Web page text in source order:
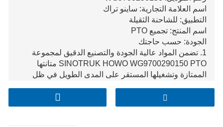
اسم العلامة التجارية: ساينو تراك
التطبيق: للشاحنة الثقيلة
اسم المنتج: تجميع PTO
الجودة: حسب حاجتك
1. تضمن المواد عالية الجودة والتصنيع الدقيق لمجموعة
SINOTRUK HOWO WG9700290150 PTO متانتها
الممتازة وتشغيلها المستقر على المدى الطويل في ظل
2. لديها قدرات نقل الطاقة الفعالة، مما يتيح الاتصال السلس
ونقل الطاقة من محرك السيارة إلى المعدات المساعدة،